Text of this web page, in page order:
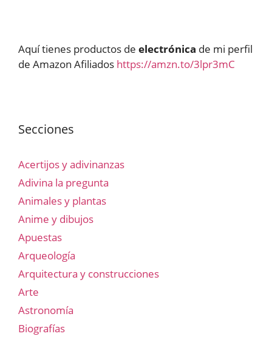
Aquí tienes productos de electrónica de mi perfil
de Amazon Afiliados https://amzn.to/3lpr3mC
Secciones
Acertijos y adivinanzas
Adivina la pregunta
Animales y plantas
Anime y dibujos
Apuestas
Arqueología
Arquitectura y construcciones
Arte
Astronomía
Biografías